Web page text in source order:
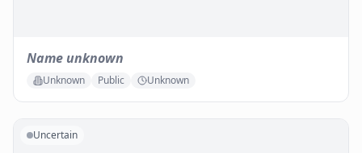
Name unknown
Unknown Public Unknown
Uncertain